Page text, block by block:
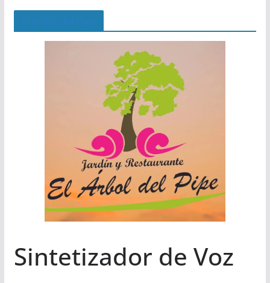
Sintetizador de Voz